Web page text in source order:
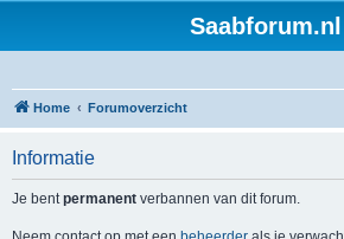
Saabforum.nl
Home Forumoverzicht
Informatie
Je bentpermanent verbannen van dit forum.